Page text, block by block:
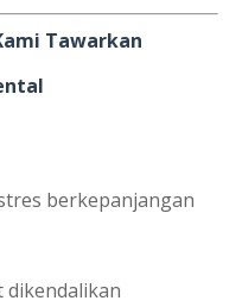
Tawarkan
berkepanjangan
dikendalikan